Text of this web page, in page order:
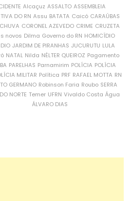
Alcaçuz ASSALTO ASSEMBLEIA
DO RN Assu BATATA Caicó CARAÚBAS
CORONEL AZEVEDO CRIME CRUZETA
novos Dilma Governo do RN HOMICÍDIO
JARDIM DE PIRANHAS JUCURUTU LULA
NATAL Nilda NÉLTER QUEIROZ Pagamento
PARELHAS Parnamirim POLÍCIA POLÍCIA
MILITAR Política PRF RAFAEL MOTTA RN
GERMANO Robinson Faria Roubo SERRA
NORTE Temer UFRN Vivaldo Costa Água
ÁLVARO DIAS